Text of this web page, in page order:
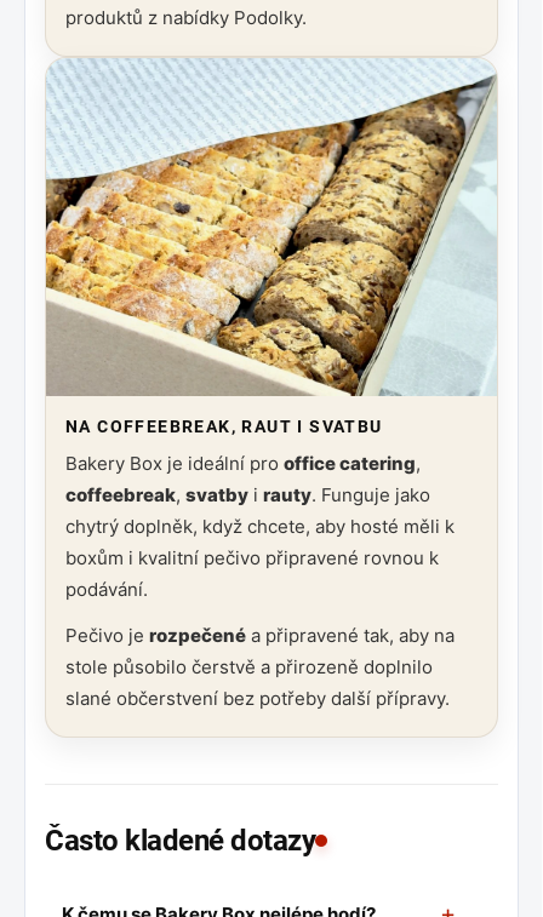
produktů z nabídky Podolky.
NA COFFEEBREAK, RAUT I SVATBU
Bakery Box je ideální pro office catering,
coffeebreak, svatby i rauty. Funguje jako
chytrý doplněk, když chcete, aby hosté měli k
boxům i kvalitní pečivo připravené rovnou k
podávání.
Pečivo je rozpečené a připravené tak, aby na
stole působilo čerstvě a přirozeně doplnilo
slané občerstvení bez potřeby další přípravy.
Často kladené dotazy